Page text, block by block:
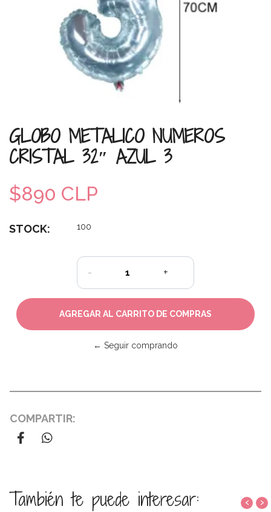
GLOBO METALICO NUMEROS
CRISTAL 32″ AZUL 3
$890 CLP
STOCK: 100
- +
← Seguir comprando
COMPARTIR:
También te puede interesar: ‹ ›